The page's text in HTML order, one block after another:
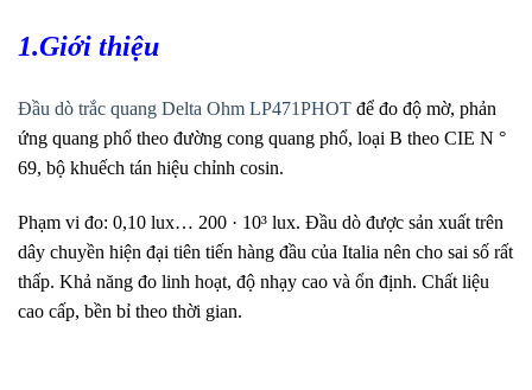
1.Giới thiệu
Đầu dò trắc quang Delta Ohm LP471PHOT để đo độ mờ, phản
ứng quang phổ theo đường cong quang phổ, loại B theo CIE N °
69, bộ khuếch tán hiệu chỉnh cosin.
Phạm vi đo: 0,10 lux… 200 · 10³ lux. Đầu dò được sản xuất trên
dây chuyền hiện đại tiên tiến hàng đầu của Italia nên cho sai số rất
thấp. Khả năng đo linh hoạt, độ nhạy cao và ổn định. Chất liệu
cao cấp, bền bỉ theo thời gian.